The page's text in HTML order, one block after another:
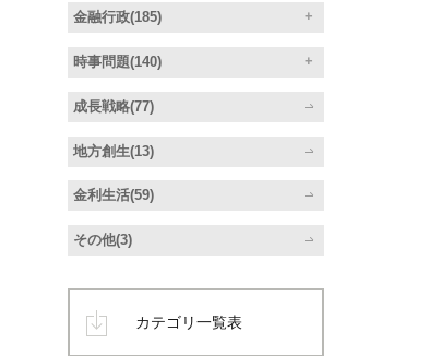
金融行政(185)
時事問題(140)
成長戦略(77)
地方創生(13)
金利生活(59)
その他(3)
カテゴリ一覧表